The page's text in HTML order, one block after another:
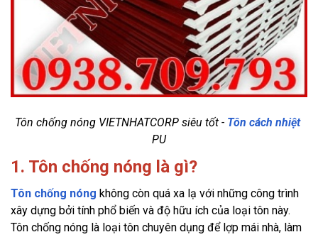
Tôn chống nóng VIETNHATCORP siêu tốt - Tôn cách nhiệt
PU
1. Tôn chống nóng là gì?
Tôn chống nóng không còn quá xa lạ với những công trình
xây dựng bởi tính phổ biến và độ hữu ích của loại tôn này.
Tôn chống nóng là loại tôn chuyên dụng để lợp mái nhà, làm